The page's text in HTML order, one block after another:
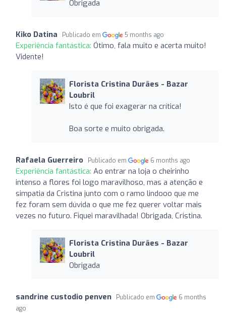
Obrigada
Kiko Datina Publicado em 5 months ago
Experiência fantástica: Ótimo, fala muito e acerta muito!
Vidente!
Florista Cristina Durães - Bazar
Loubril
Isto é que foi exagerar na crítica!
Boa sorte e muito obrigada.
Rafaela Guerreiro Publicado em 6 months ago
Experiência fantástica: Ao entrar na loja o cheirinho
intenso a flores foi logo maravilhoso, mas a atenção e
simpatia da Cristina junto com o ramo lindooo que me
fez foram sem dúvida o que me fez querer voltar mais
vezes no futuro. Fiquei maravilhada! Obrigada, Cristina.
Florista Cristina Durães - Bazar
Loubril
Obrigada
sandrine custodio penven Publicado em
6 months
ago